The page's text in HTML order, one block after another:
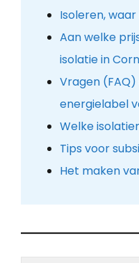
Isoleren,
Aan welke
isolatie in
Vragen
energielabel
Welke
Tips voor
Het maken